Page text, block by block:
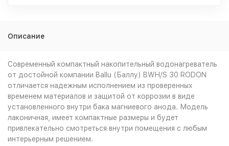
Описание
Современный компактный накопительный водонагреватель
от достойной компании Ballu (Баллу) BWH/S 30 RODON
отличается надежным исполнением из проверенных
временем материалов и защитой от коррозии в виде
установленного внутри бака магниевого анода. Модель
лаконичная, имеет компактные размеры и будет
привлекательно смотреться внутри помещения с любым
интерьерным решением.